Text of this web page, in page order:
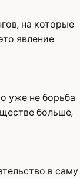
на которые
явление.
уже не борьба
больше,
в саму